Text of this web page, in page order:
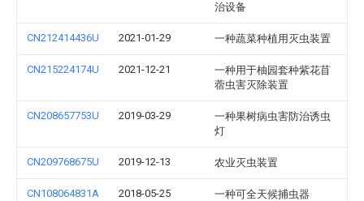
治设备
CN212414436U 2021-01-29 一种蔬菜种植用灭虫装置
CN215224174U 2021-12-21
一种用于柚园套种紫花苜
蓿虫害灭除装置
CN208657753U 2019-03-29
一种果树病虫害防治诱虫
灯
CN209768675U 2019-12-13 农业灭虫装置
CN108064831A 2018-05-25 一种可全天候捕虫器